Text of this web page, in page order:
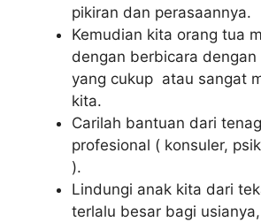
pikiran dan perasaannya.
Kemudian kita orang tua
dengan berbicara dengan
yang cukup atau sangat
kita.
Carilah bantuan dari
profesional ( konsuler,
).
Lindungi anak kita dari
terlalu besar bagi